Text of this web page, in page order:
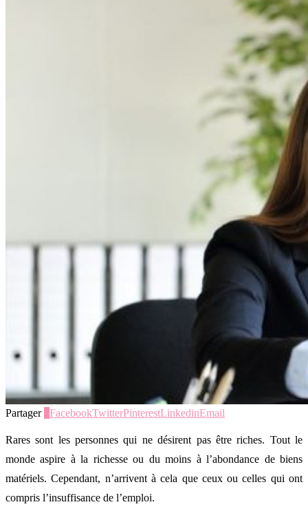
Partager FacebookTwitterPinterestLinkedinEmail
Rares sont les personnes qui ne désirent pas être riches. Tout le
monde aspire à la richesse ou du moins à l’abondance de biens
matériels. Cependant, n’arrivent à cela que ceux ou celles qui ont
compris l’insuffisance de l’emploi.